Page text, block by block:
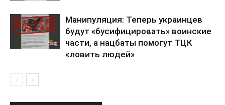
Манипуляция: Теперь украинцев
будут «бусифицировать» воинские
части, а нацбаты помогут ТЦК
«ловить людей»